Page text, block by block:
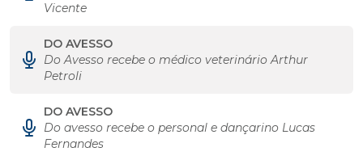
Vicente
DO AVESSO
Do Avesso recebe o médico veterinário Arthur
Petroli
DO AVESSO
Do avesso recebe o personal e dançarino Lucas
Fernandes